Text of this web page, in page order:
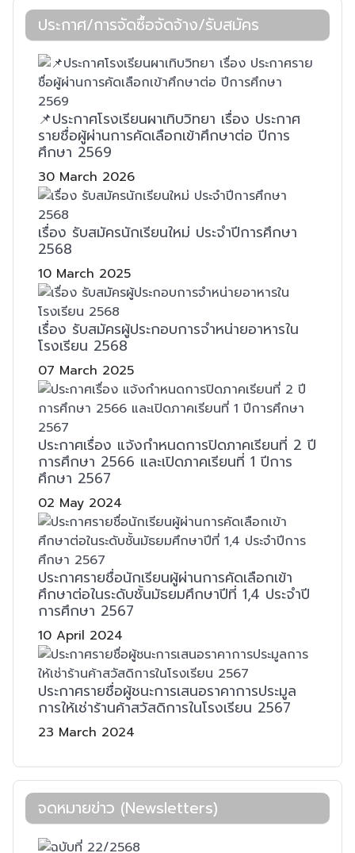
ประกาศ/การจัดซื้อจัดจ้าง/รับสมัคร
📌ประกาศโรงเรียนผาเทิบวิทยา เรื่อง ประกาศ
รายชื่อผู้ผ่านการคัดเลือกเข้าศึกษาต่อ ปีการ
ศึกษา 2569
30 March 2026
เรื่อง รับสมัครนักเรียนใหม่ ประจำปีการศึกษา
2568
10 March 2025
เรื่อง รับสมัครผู้ประกอบการจำหน่ายอาหารใน
โรงเรียน 2568
07 March 2025
ประกาศเรื่อง แจ้งกำหนดการปิดภาคเรียนที่ 2 ปี
การศึกษา 2566 และเปิดภาคเรียนที่ 1 ปีการ
ศึกษา 2567
02 May 2024
ประกาศรายชื่อนักเรียนผู้ผ่านการคัดเลือกเข้า
ศึกษาต่อในระดับชั้นมัธยมศึกษาปีที่ 1,4 ประจำปี
การศึกษา 2567
10 April 2024
ประกาศรายชื่อผู้ชนะการเสนอราคาการประมูล
การให้เช่าร้านค้าสวัสดิการในโรงเรียน 2567
23 March 2024
จดหมายข่าว (Newsletters)